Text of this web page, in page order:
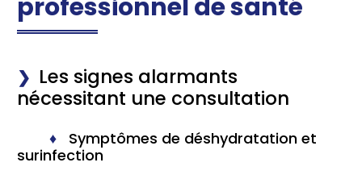
professionnel de santé
Les signes alarmants
nécessitant une consultation
Symptômes de déshydratation et
surinfection